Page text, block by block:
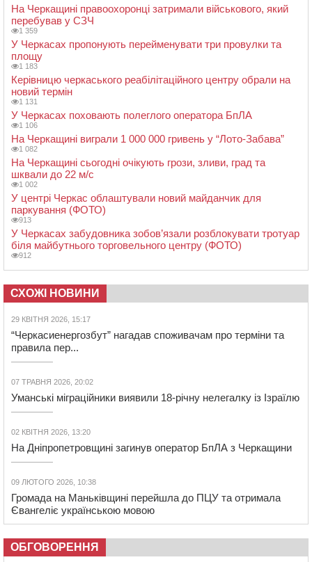
На Черкащині правоохоронці затримали військового, який
перебував у СЗЧ
1 359
У Черкасах пропонують перейменувати три провулки та
площу
1 183
Керівницю черкаського реабілітаційного центру обрали на
новий термін
1 131
У Черкасах поховають полеглого оператора БпЛА
1 106
На Черкащині виграли 1 000 000 гривень у “Лото-Забава”
1 082
На Черкащині сьогодні очікують грози, зливи, град та
шквали до 22 м/с
1 002
У центрі Черкас облаштували новий майданчик для
паркування (ФОТО)
913
У Черкасах забудовника зобов’язали розблокувати тротуар
біля майбутнього торговельного центру (ФОТО)
912
СХОЖІ НОВИНИ
29 КВІТНЯ 2026, 15:17
“Черкасиенергозбут” нагадав споживачам про терміни та
правила пер...
07 ТРАВНЯ 2026, 20:02
Уманські міграційники виявили 18-річну нелегалку із Ізраїлю
02 КВІТНЯ 2026, 13:20
На Дніпропетровщині загинув оператор БпЛА з Черкащини
09 ЛЮТОГО 2026, 10:38
Громада на Маньківщині перейшла до ПЦУ та отримала
Євангеліє українською мовою
ОБГОВОРЕННЯ